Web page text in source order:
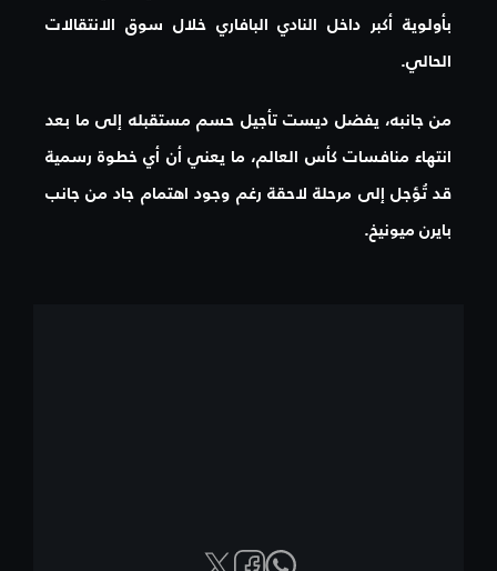
بأولوية أكبر داخل النادي البافاري خلال سوق الانتقالات
الحالي.
من جانبه، يفضل ديست تأجيل حسم مستقبله إلى ما بعد
انتهاء منافسات كأس العالم، ما يعني أن أي خطوة رسمية
قد تُؤجل إلى مرحلة لاحقة رغم وجود اهتمام جاد من جانب
بايرن ميونيخ.